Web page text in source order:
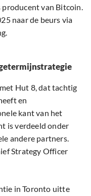
van Bitcoin.
naar de beurs via
Hut 8, dat tachtig
en
kant van het
is verdeeld onder
andere partners.
Strategy Officer
in Toronto uitte